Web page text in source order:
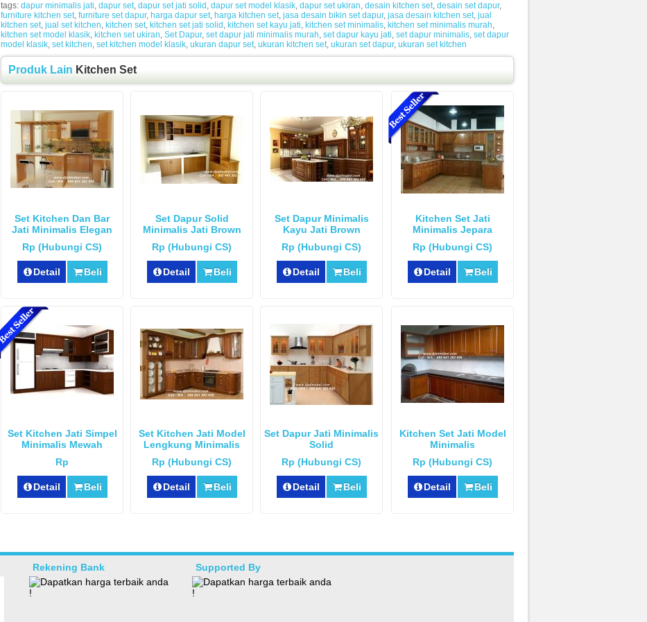
tags: dapur minimalis jati, dapur set, dapur set jati solid , dapur set model klasik, dapur set ukiran, desain kitchen set, desain set dapur,
furniture kitchen set, furniture set dapur, harga dapur set, harga kitchen set, jasa desain bikin set dapur, jasa desain kitchen set, jual
kitchen set, jual set kitchen, kitchen set, kitchen set jati solid , kitchen set kayu jati, kitchen set minimalis, kitchen set minimalis murah,
kitchen set model klasik, kitchen set ukiran, Set Dapur, set dapur jati minimalis murah, set dapur kayu jati, set dapur minimalis, set dapur
model klasik, set kitchen, set kitchen model klasik, ukuran dapur set, ukuran kitchen set, ukuran set dapur, ukuran set kitchen
Produk Lain Kitchen Set
Set Kitchen Dan Bar
Jati Minimalis Elegan
Rp (Hubungi CS)
Detail Beli
Set Dapur Solid
Minimalis Jati Brown
Rp (Hubungi CS)
Detail Beli
Set Dapur Minimalis
Kayu Jati Brown
Rp (Hubungi CS)
Detail Beli
Kitchen Set Jati
Minimalis Jepara
Rp (Hubungi CS)
Detail Beli
Set Kitchen Jati Simpel
Minimalis Mewah
Rp
Detail Beli
Set Kitchen Jati Model
Lengkung Minimalis
Rp (Hubungi CS)
Detail Beli
Set Dapur Jati Minimalis
Solid
Rp (Hubungi CS)
Detail Beli
Kitchen Set Jati Model
Minimalis
Rp (Hubungi CS)
Detail Beli
Rekening Bank Supported By